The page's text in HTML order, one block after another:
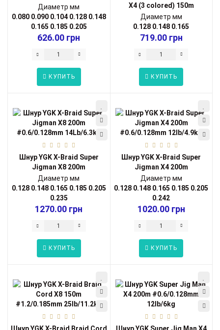
12Lb/5.5k...
Диаметр мм
0.080 0.090 0.104 0.128 0.148
0.165 0.185 0.205
626.00 грн
КУПИТЬ
X4 (3 colored) 150m
#0.8/0.148...
Диаметр мм
0.128 0.148 0.165
719.00 грн
КУПИТЬ
Шнур YGK X-Braid Super
Jigman X8 200m
#0.6/0.128mm 14Lb...
Диаметр мм
0.128 0.148 0.165 0.185 0.205
0.235
1270.00 грн
КУПИТЬ
Шнур YGK X-Braid Super
Jigman X4 200m
#0.6/0.128mm 12lb...
Диаметр мм
0.128 0.148 0.165 0.185 0.205
0.242
1020.00 грн
КУПИТЬ